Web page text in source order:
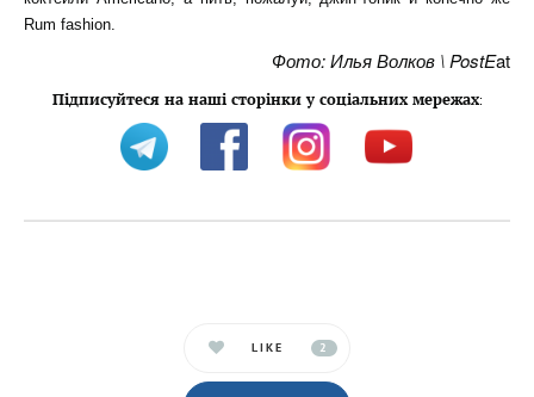
Rum fashion.
Фото: Илья Волков \ PostEat
Підписуйтеся на наші сторінки у соціальних мережах:
LIKE 2